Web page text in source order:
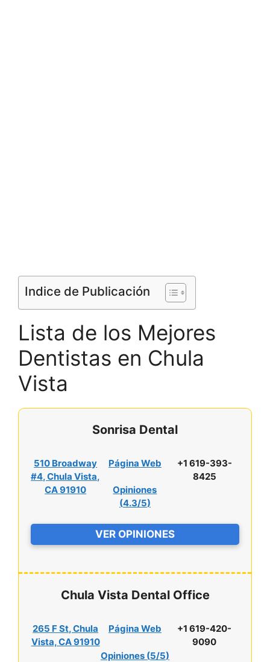
Indice de Publicación
Lista de los Mejores
Dentistas en Chula
Vista
Sonrisa Dental
510 Broadway
#4, Chula Vista,
CA 91910
Página Web
Opiniones
(4.3/5)
+1 619-393-
8425
VER OPINIONES
Chula Vista Dental Office
265 F St, Chula
Vista, CA 91910
Página Web
Opiniones (5/5)
+1 619-420-
9090